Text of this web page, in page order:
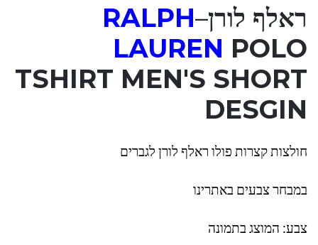
ראלף לורן–
RALPH
LAUREN POLO
TSHIRT MEN'S SHORT
DESGIN
חולצות קצרות פולו ראלף לורן לגברים
במבחר צבעים באתרינו
צבע: המוצג בתמונה